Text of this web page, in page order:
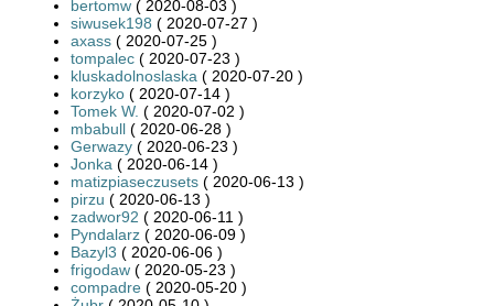
bertomw ( 2020-08-03 )
siwusek198 ( 2020-07-27 )
axass ( 2020-07-25 )
tompalec ( 2020-07-23 )
kluskadolnoslaska ( 2020-07-20 )
korzyko ( 2020-07-14 )
Tomek W. ( 2020-07-02 )
mbabull ( 2020-06-28 )
Gerwazy ( 2020-06-23 )
Jonka ( 2020-06-14 )
matizpiaseczusets ( 2020-06-13 )
pirzu ( 2020-06-13 )
zadwor92 ( 2020-06-11 )
Pyndalarz ( 2020-06-09 )
Bazyl3 ( 2020-06-06 )
frigodaw ( 2020-05-23 )
compadre ( 2020-05-20 )